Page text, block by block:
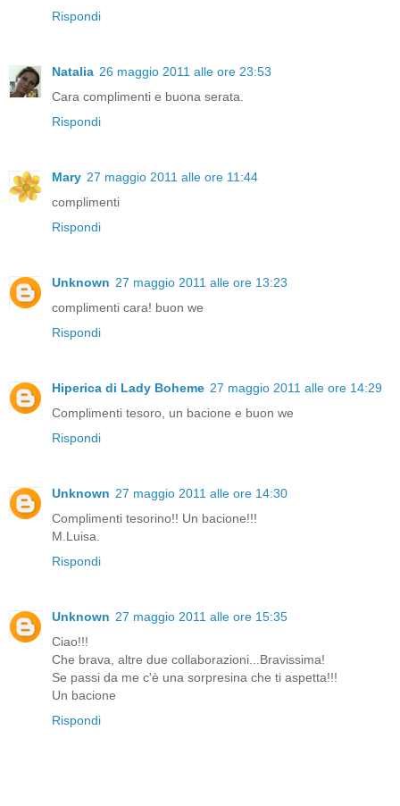
Rispondi
Natalia 26 maggio 2011 alle ore 23:53
Cara complimenti e buona serata.
Rispondi
Mary 27 maggio 2011 alle ore 11:44
complimenti
Rispondi
Unknown 27 maggio 2011 alle ore 13:23
complimenti cara! buon we
Rispondi
Hiperica di Lady Boheme 27 maggio 2011 alle ore 14:29
Complimenti tesoro, un bacione e buon we
Rispondi
Unknown 27 maggio 2011 alle ore 14:30
Complimenti tesorino!! Un bacione!!!
M.Luisa.
Rispondi
Unknown 27 maggio 2011 alle ore 15:35
Ciao!!!
Che brava, altre due collaborazioni...Bravissima!
Se passi da me c'è una sorpresina che ti aspetta!!!
Un bacione
Rispondi